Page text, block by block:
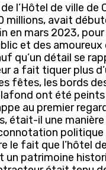
l’Hôtel de ville de
millions, avait
en mars 2023,
et des amoureux
qu’un détail se
a fait tiquer plus
fêtes, les bords
ont été
au premier
était-il une
politique
le fait que l’hôtel
un patrimoine